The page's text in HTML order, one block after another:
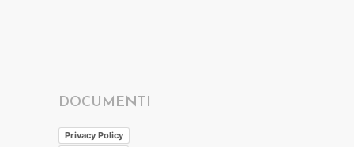
DOCUMENTI
Privacy Policy